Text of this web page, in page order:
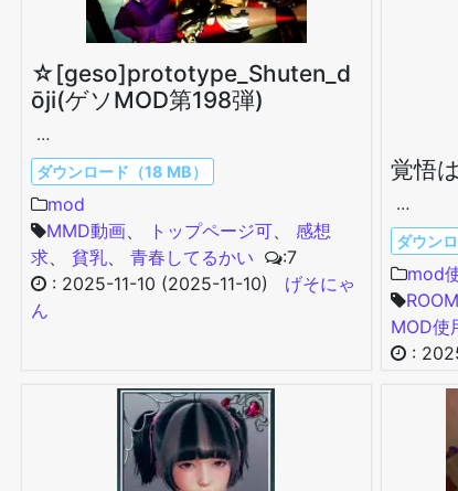
☆[geso]prototype_Shuten_d
ōji(ゲソMOD第198弾)
…
ダウンロード（18 MB）
mod
MMD動画、 トップページ可、 感想
求、 貧乳、 青春してるかい
:7
: 2025-11-10 (2025-11-10)
げそにゃ
ん
覚悟
…
ダウン
mod
MOD使
: